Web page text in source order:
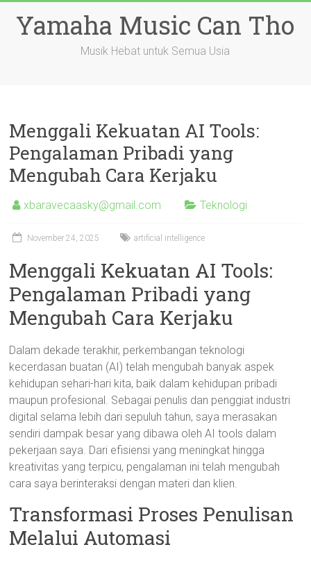
contentYamaha Music Can Tho
Musik Hebat untuk Semua Usia
Menggali Kekuatan AI Tools:
Pengalaman Pribadi yang
Mengubah Cara Kerjaku
xbaravecaasky@gmail.com Teknologi
November 24, 2025 artificial intelligence
Menggali Kekuatan AI Tools:
Pengalaman Pribadi yang
Mengubah Cara Kerjaku
Dalam dekade terakhir, perkembangan teknologi
kecerdasan buatan (AI) telah mengubah banyak aspek
kehidupan sehari-hari kita, baik dalam kehidupan pribadi
maupun profesional. Sebagai penulis dan penggiat industri
digital selama lebih dari sepuluh tahun, saya merasakan
sendiri dampak besar yang dibawa oleh AI tools dalam
pekerjaan saya. Dari efisiensi yang meningkat hingga
kreativitas yang terpicu, pengalaman ini telah mengubah
cara saya berinteraksi dengan materi dan klien.
Transformasi Proses Penulisan
Melalui Automasi